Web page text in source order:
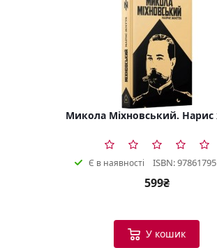
Микола Міхновський. Нарис
Є в наявності ISBN:
599₴
У кошик